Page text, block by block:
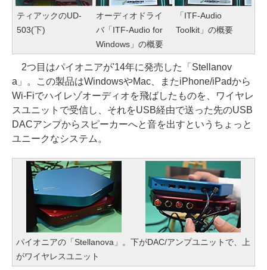
ティアックのUD-
503(下)
オーディオドライ
バ「ITF-Audio for
Windows」の概要
「ITF-Audio
Toolkit」の概要
2つ目はパイオニアが'14年に発売した「Stellanov
a」。この製品はWindowsやMac、またiPhone/iPadから
Wi-Fiでハイレゾオーディオを飛ばしたものを、ワイヤレ
スユニットで受信し、それをUSB経由で送った先のUSB
DACアンプからスピーカーへと音を出すというちょっと
ユニークなシステム。
パイオニアの「Stellanova」。下がDAC/アンプユニットで、上
がワイヤレスユニット